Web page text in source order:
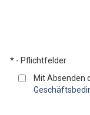
* - Pflichtfelder
Mit Absenden